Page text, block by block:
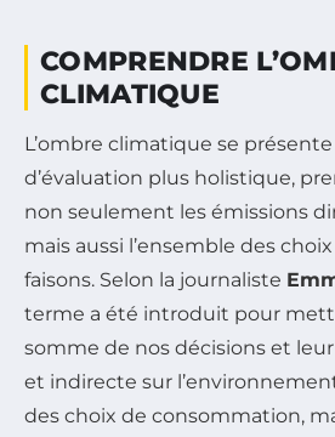
COMPRENDRE
CLIMATIQUE
L’ombre climatique se
d’évaluation plus holistique,
non seulement les émissions
mais aussi l’ensemble des
faisons. Selon la journaliste
terme a été introduit pour
somme de nos décisions et
et indirecte sur
des choix de consommation,